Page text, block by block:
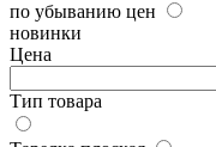
по убыванию цен
новинки
Цена
Тип товара